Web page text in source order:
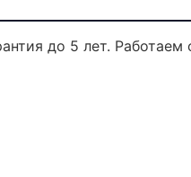
до 5 лет.